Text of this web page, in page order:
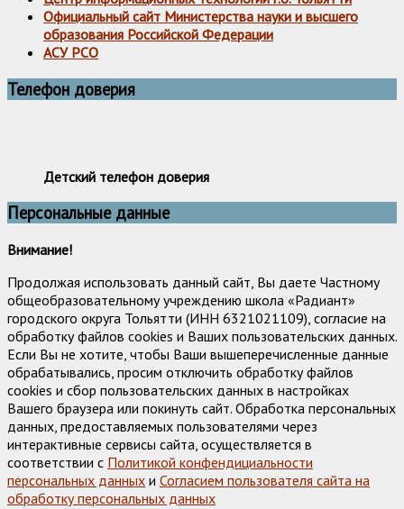
Официальный сайт Министерства науки и высшего
образования Российской Федерации
АСУ РСО
Телефон доверия
Детский телефон доверия
Персональные данные
Внимание!
Продолжая использовать данный сайт, Вы даете Частному
общеобразовательному учреждению школа «Радиант»
городского округа Тольятти (ИНН 6321021109), согласие на
обработку файлов cookies и Ваших пользовательских данных.
Если Вы не хотите, чтобы Ваши вышеперечисленные данные
обрабатывались, просим отключить обработку файлов
cookies и сбор пользовательских данных в настройках
Вашего браузера или покинуть сайт. Обработка персональных
данных, предоставляемых пользователями через
интерактивные сервисы сайта, осуществляется в
соответствии с Политикой конфендициальности
персональных данных и Согласием пользователя сайта на
обработку персональных данных